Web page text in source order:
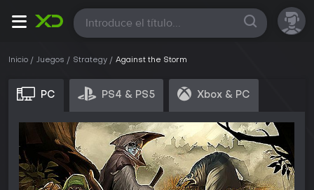
Todas
Inicio Juegos Strategy Against the Storm
PC PS4 & PS5 Xbox & PC